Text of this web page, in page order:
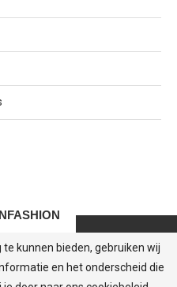
kunnen bieden, gebruiken wij
en het onderscheid die